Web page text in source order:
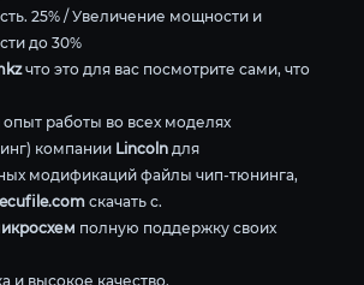
25% / Увеличение мощности и
до 30%
что это для вас посмотрите сами, что
работы во всех моделях
компании Lincoln для
модификаций файлы чип-тюнинга,
скачать с.
полную поддержку своих
и высокое качество.